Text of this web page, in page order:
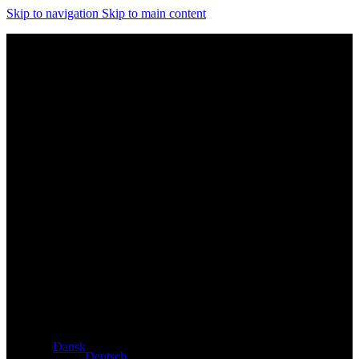
Skip to navigation Skip to main content
Dansk
Deutsch